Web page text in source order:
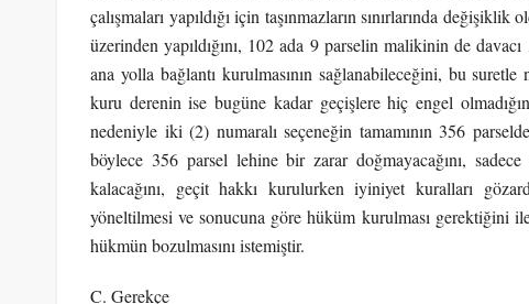
çalışmaları yapıldığı için taşınmazların sınırlarında
üzerinden yapıldığını, 102 ada 9 parselin malikinin de
ana yolla bağlantı kurulmasının sağlanabileceğini, bu
kuru derenin ise bugüne kadar geçişlere hiç engel
nedeniyle iki (2) numaralı seçeneğin tamamının 356
böylece 356 parsel lehine bir zarar doğmayacağını,
kalacağını, geçit hakkı kurulurken iyiniyet kuralları
yöneltilmesi ve sonucuna göre hüküm kurulması gerektiğini
hükmün bozulmasını istemiştir.
C. Gerekçe